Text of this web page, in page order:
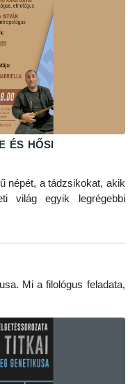
és hősi
népét, a tádzsikokat, akik
világ egyik legrégebbi
Mi a filológus feladata,